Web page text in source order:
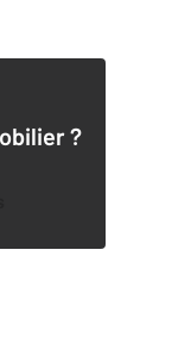
?